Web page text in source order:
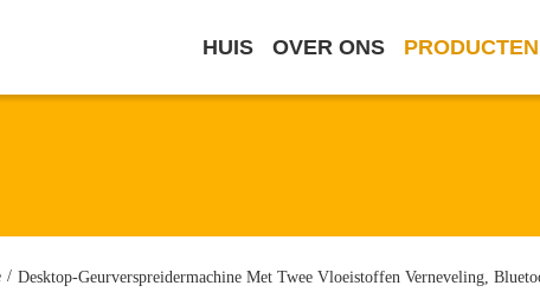
HUIS OVER ONS PRODUCTEN
/ Desktop-Geurverspreidermachine Met Twee Vloeistoffen Verneveling,